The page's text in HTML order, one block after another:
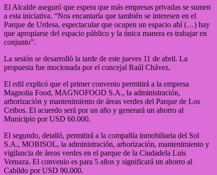
El Alcalde aseguró que espera que más empresas privadas se sumen
a esta iniciativa. “Nos encantaría que también se interesen en el
Parque de Urdesa, espectacular que ocupen un espacio ahí (…) hay
que apropiarse del espacio público y la única manera es trabajar en
conjunto”.
La sesión se desarrolló la tarde de este jueves 11 de abril. La
propuesta fue mocionada por el concejal Raúl Chávez.
El edil explicó que el primer convenio permitirá a la empresa
Magnolia Food, MAGNOFOOD S.A., la administración,
arborización y mantenimiento de áreas verdes del Parque de Los
Ceibos. El acuerdo será por un año y generará un ahorro al
Municipio por USD 60.000.
El segundo, detalló, permitirá a la compañía inmobiliaria del Sol
S.A., MOBISOL, la administración, arborización, mantenimiento y
vigilancia de áreas verdes en el parque de la Ciudadela Luis
Vernaza. El convenio es para 5 años y significará un ahorro al
Cabildo por USD 90.000.